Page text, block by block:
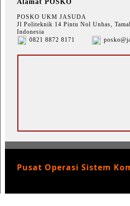
Alamat POSKO
POSKO UKM JASUDA
Jl Politeknik 14 Pintu Nol Unhas,
Indonesia
0821 8872 8171
Pusat Operasi Sistem